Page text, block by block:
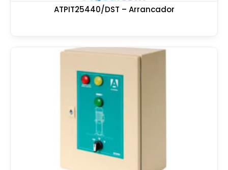
ATPIT25440/DST – Arrancador